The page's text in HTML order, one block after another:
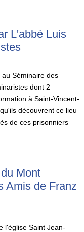
L'abbé Luis
Séminaire des
dont 2
à Saint-Vincent-
découvrent ce lieu
de ces prisonniers
Mont
Amis de Franz
l'église Saint Jean-